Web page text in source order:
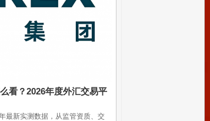
看？2026年度外汇交易平
最新实测数据，从监管资质、交